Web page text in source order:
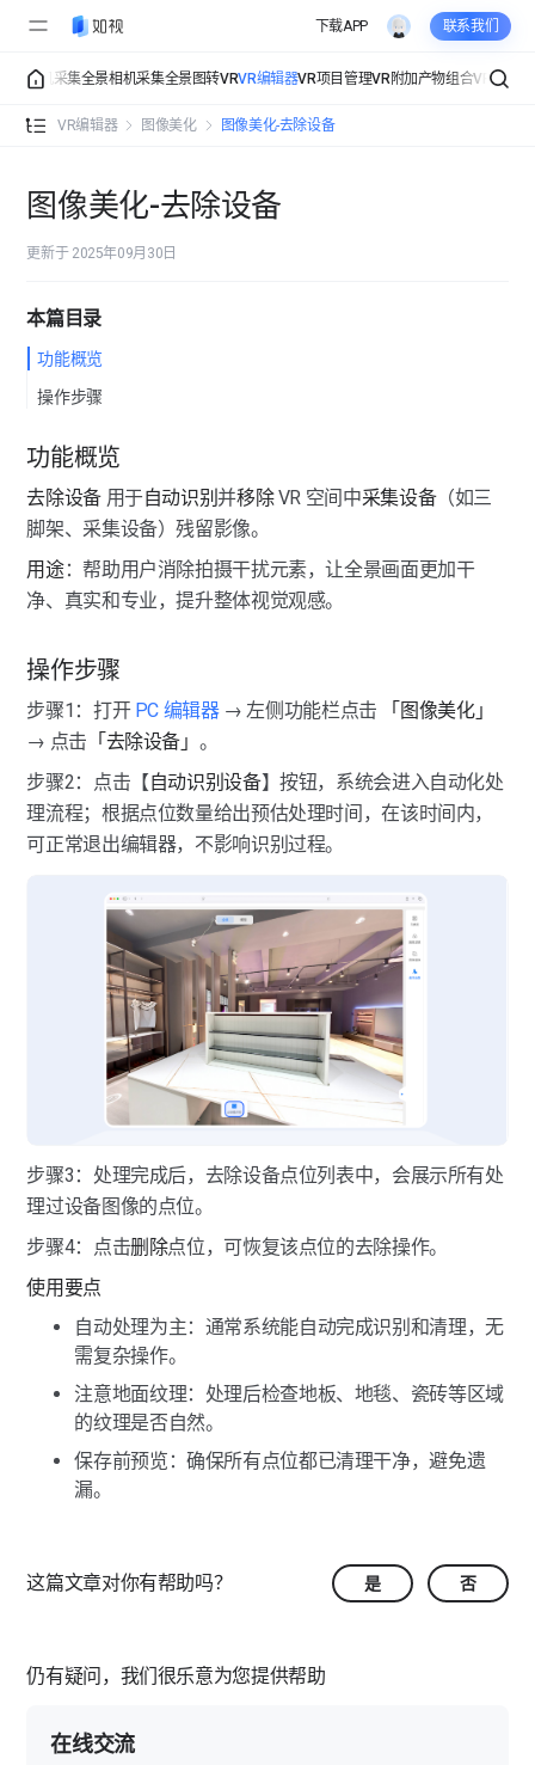
下载APP 联系我们
手机采集全景相机采集全景图转VRVR编辑器VR项目管理VR附加产物组合VR组织
VR编辑器 图像美化 图像美化-去除设备
VR编辑器 功能总览
详细信息-空间信息
界面展示
界面展示-视角设置
界面展示-点位样式
界面展示-入场设置
界面展示-页面组件
界面展示-背景音乐
热点标签-标签总览
热点标签-文字标签
热点标签-图片标签
热点标签-视频标签
热点标签-音频标签
热点标签-全景图标签
热点标签-跳转点位
热点标签-虚拟屏幕
热点标签-虚拟广告牌
热点标签-区域标签
热点标签-标尺标签
导览讲解
导览讲解-导览
导览讲解-讲解
图像美化
图像美化-马赛克
图像美化-图像滤镜
图像美化-去除设备
模型标注
模型标注-模型美化
点位管理
空间快照
空间快照
空间互动
点位调整-PC端
图像美化-去除设备
更新于 2025年09月30日
本篇目录
功能概览
操作步骤
功能概览
去除设备 用于自动识别并移除 VR 空间中采集设备（如三
脚架、采集设备）残留影像。
用途：帮助用户消除拍摄干扰元素，让全景画面更加干
净、真实和专业，提升整体视觉观感。
操作步骤
步骤1：打开 PC 编辑器 → 左侧功能栏点击
「图像美化」
→ 点击 「去除设备」 。
步骤2：点击【自动识别设备】按钮，系统会进入自动化处
理流程；根据点位数量给出预估处理时间，在该时间内，
可正常退出编辑器，不影响识别过程。
步骤3：处理完成后，去除设备点位列表中，会展示所有处
理过设备图像的点位。
步骤4：点击删除点位，可恢复该点位的去除操作。
使用要点
自动处理为主：通常系统能自动完成识别和清理，无
需复杂操作。
注意地面纹理：处理后检查地板、地毯、瓷砖等区域
的纹理是否自然。
保存前预览：确保所有点位都已清理干净，避免遗
漏。
这篇文章对你有帮助吗？ 是 否
仍有疑问，我们很乐意为您提供帮助
在线交流